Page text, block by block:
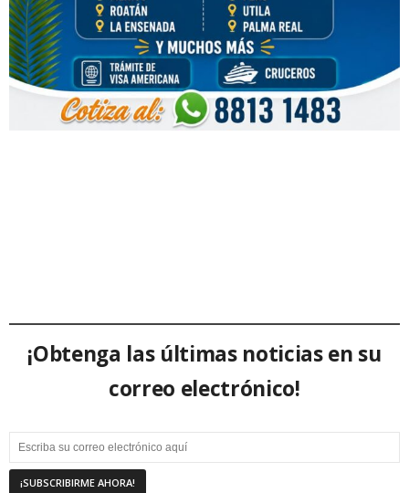
¡Obtenga las últimas noticias en su
correo electrónico!